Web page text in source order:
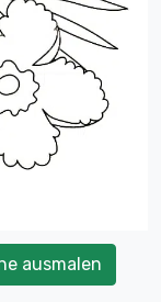
ausmalen